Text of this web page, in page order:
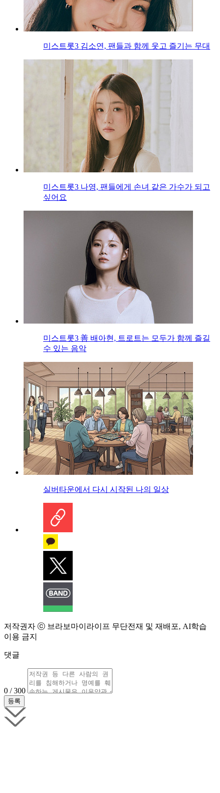
미스트롯3 김소연, 팬들과 함께 웃고 즐기는 무대
미스트롯3 나영, 팬들에게 손녀 같은 가수가 되고
싶어요
미스트롯3 善 배아현, 트로트는 모두가 함께 즐길
수 있는 음악
실버타운에서 다시 시작된 나의 일상
저작권자 ⓒ 브라보마이라이프 무단전재 및 재배포, AI학습
이용 금지
댓글
0 / 300